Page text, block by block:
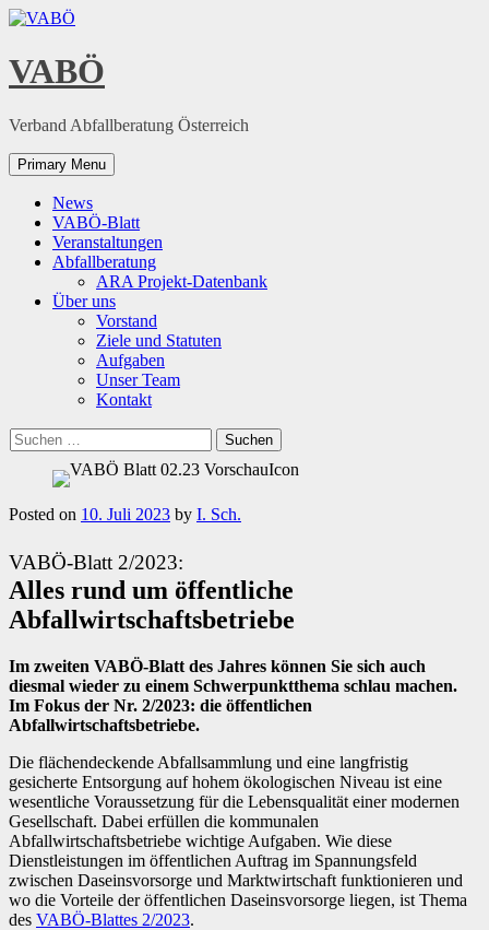
Skip
content
VABÖ
Verband Abfallberatung Österreich
Primary Menu
News
VABÖ-Blatt
Veranstaltungen
Abfallberatung
ARA Projekt-Datenbank
Über uns
Vorstand
Ziele und Statuten
Aufgaben
Unser Team
Kontakt
Suchen
nach:
Posted on 10. Juli 2023 by I. Sch.
VABÖ-Blatt 2/2023:
Alles rund um öffentliche
Abfallwirtschaftsbetriebe
Im zweiten VABÖ-Blatt des Jahres können Sie sich auch
diesmal wieder zu einem Schwerpunktthema schlau machen.
Im Fokus der Nr. 2/2023: die öffentlichen
Abfallwirtschaftsbetriebe.
Die flächendeckende Abfallsammlung und eine langfristig
gesicherte Entsorgung auf hohem ökologischen Niveau ist eine
wesentliche Voraussetzung für die Lebensqualität einer modernen
Gesellschaft. Dabei erfüllen die kommunalen
Abfallwirtschaftsbetriebe wichtige Aufgaben. Wie diese
Dienstleistungen im öffentlichen Auftrag im Spannungsfeld
zwischen Daseinsvorsorge und Marktwirtschaft funktionieren und
wo die Vorteile der öffentlichen Daseinsvorsorge liegen, ist Thema
des VABÖ-Blattes 2/2023.